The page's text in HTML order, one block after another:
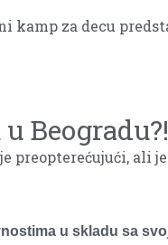
kamp za decu
Beogradu?!
preopterećujući, ali
u skladu sa